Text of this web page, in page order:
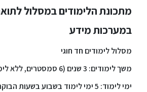
מתכונת הלימודים במסלול
במערכות מידע
מסלול לימודים חד חוגי
משך לימודים: 3 שנים (6 סמסטרים, ללא לימודי קיץ)